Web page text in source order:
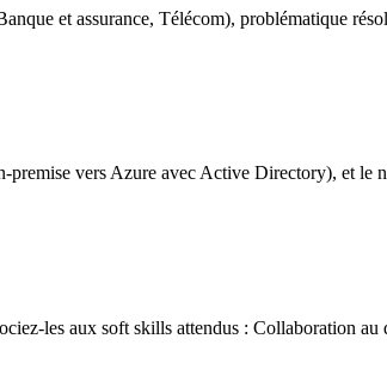
et assurance, Télécom), problématique
vers Azure avec Active Directory), et le
les aux soft skills attendus : Collaboration au